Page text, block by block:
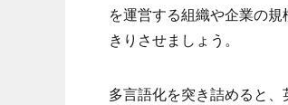
を運営する組織や企業の
きりさせましょう。
多言語化を突き詰めると